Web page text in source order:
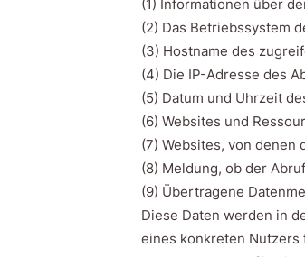
(1) Informationen über
(2) Das Betriebssystem
(3) Hostname des
(4) Die IP-Adresse des
(5) Datum und Uhrzeit
(6) Websites und
(7) Websites, von denen
(8) Meldung, ob der
(9) Übertragene
Diese Daten werden in
eines konkreten